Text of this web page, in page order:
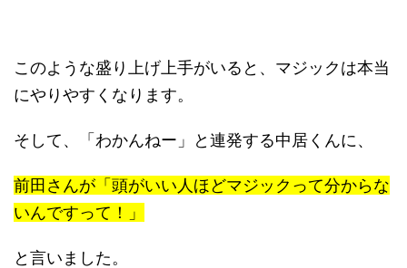
このような盛り上げ上手がいると、マジックは本当
にやりやすくなります。
そして、「わかんねー」と連発する中居くんに、
前田さんが「頭がいい人ほどマジックって分からな
いんですって！」
と言いました。